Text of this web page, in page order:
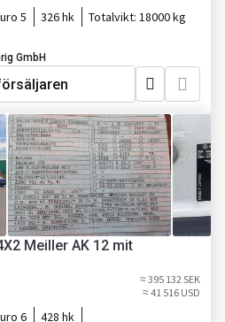
5 326 hk Totalvikt: 18000 kg
GmbH
Meiller AK 12 mit
≈ 395 132 SEK
≈ 41 516 USD
6 428 hk